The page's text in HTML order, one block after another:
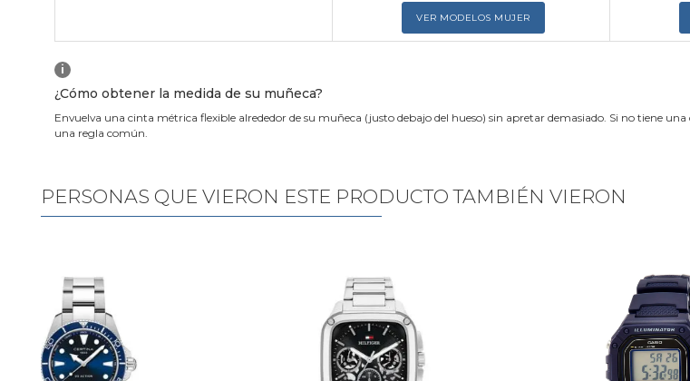
VER MODELOS MUJER
i
¿Cómo obtener la medida de su muñeca?
Envuelva una cinta métrica flexible alrededor de su muñeca (justo debajo del hueso) sin apretar demasiado. Si no tiene
una regla común.
PERSONAS QUE VIERON ESTE PRODUCTO TAMBIÉN VIERON